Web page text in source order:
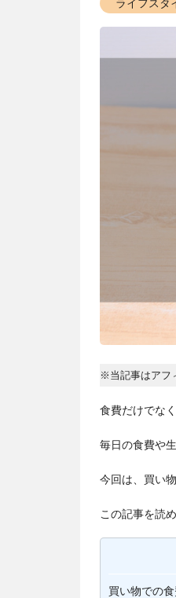
ライフスタ
※当記事はアフ
食費だけでな
毎日の食費や
今回は、買い
この記事を読
買い物での